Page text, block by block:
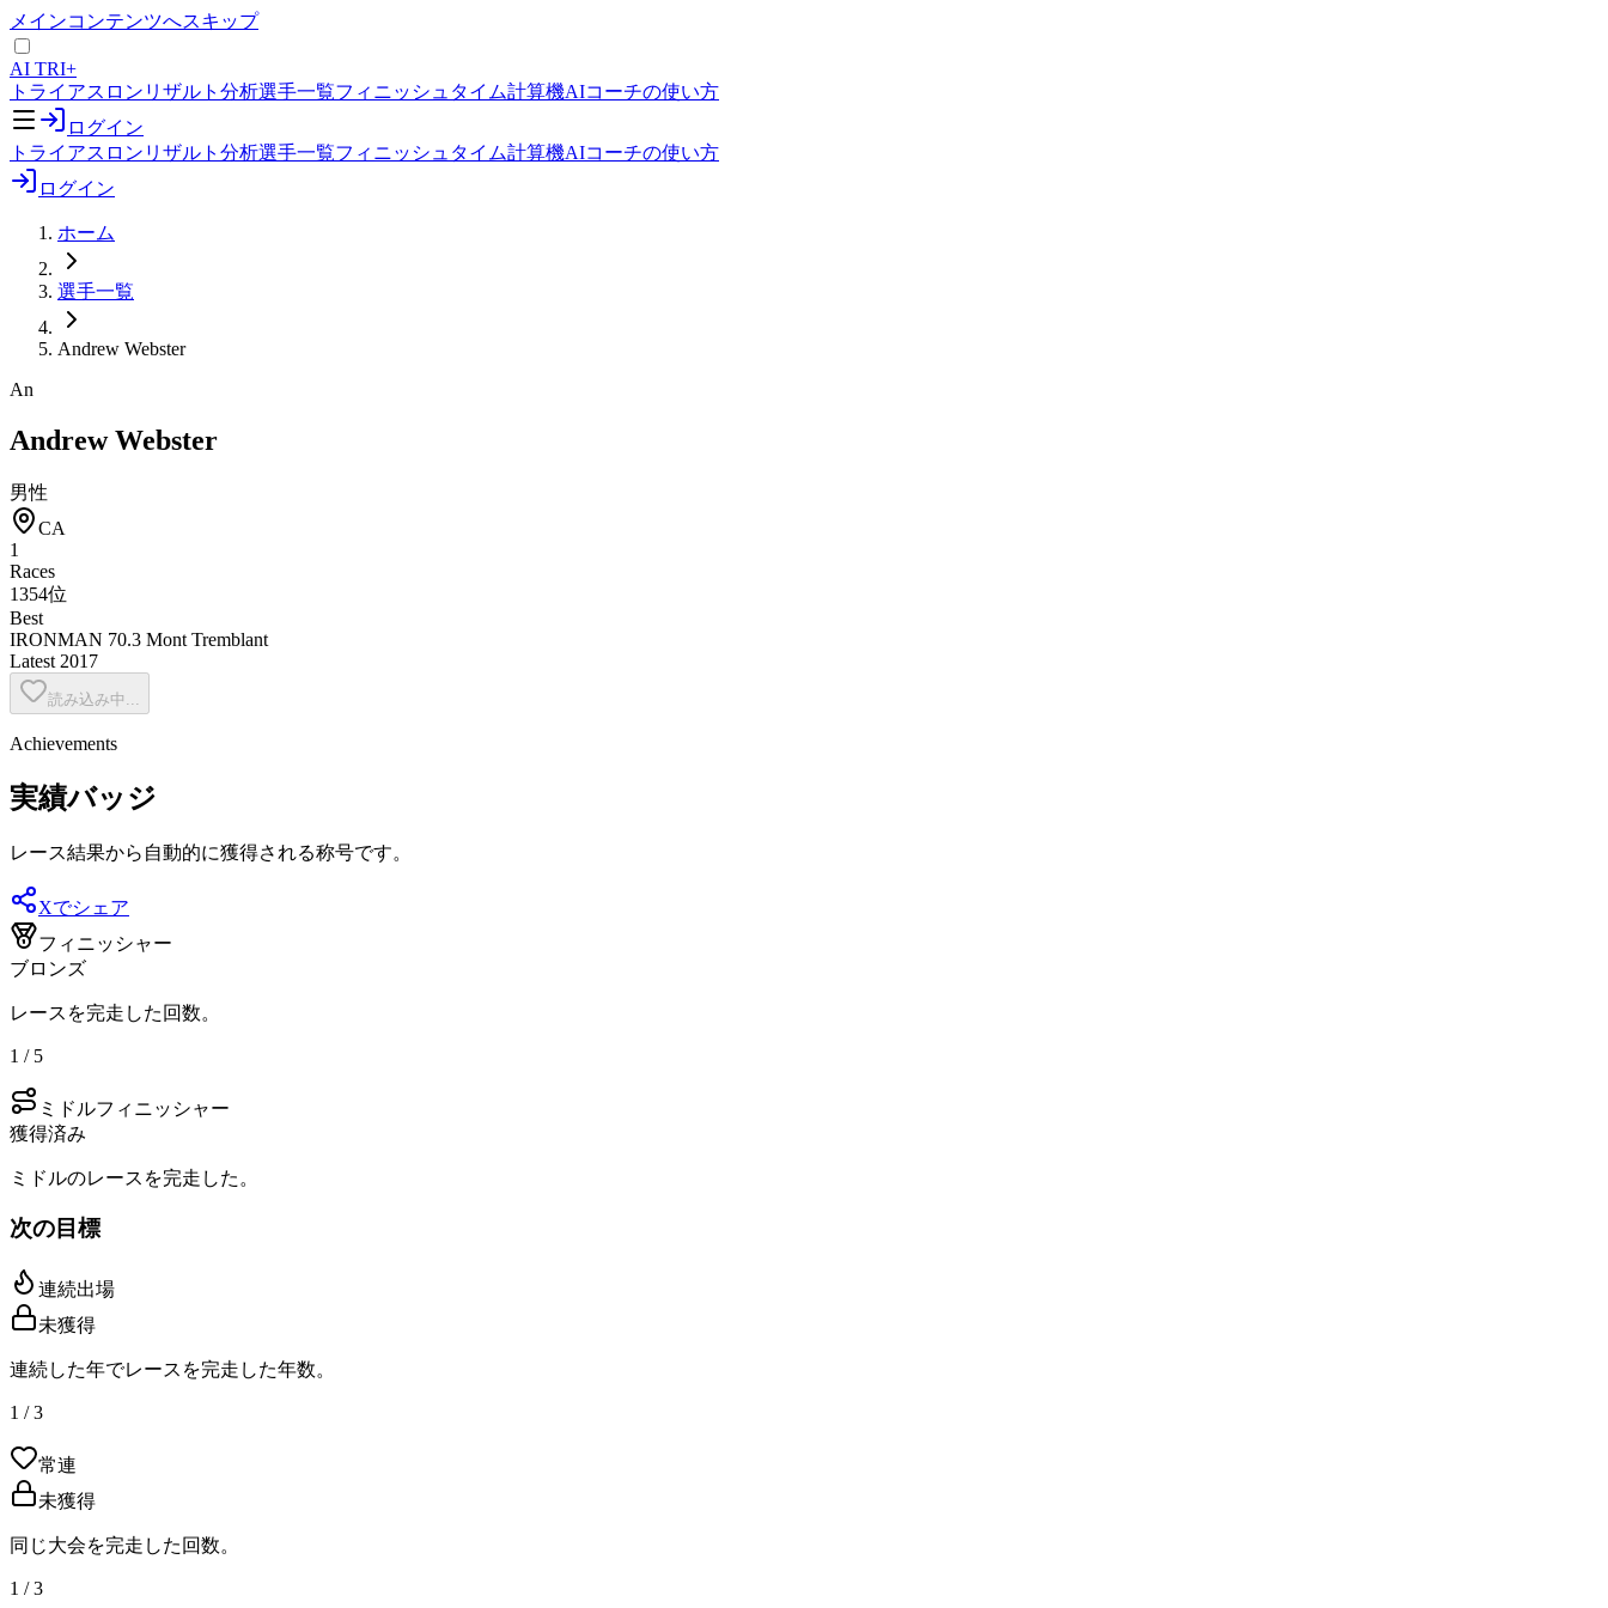
メインコンテンツへスキップ
AI TRI+
トライアスロンリザルト分析選手一覧フィニッシュタイム計算機AIコーチの使い方
ログイン
トライアスロンリザルト分析選手一覧フィニッシュタイム計算機AIコーチの使い方
ログイン
ホーム
選手一覧
Andrew Webster
An
Andrew Webster
男性
CA
1
Races
1354位
Best
IRONMAN 70.3 Mont Tremblant
Latest 2017
読み込み中...
Achievements
実績バッジ
レース結果から自動的に獲得される称号です。
Xでシェア
フィニッシャー
ブロンズ
レースを完走した回数。
1 / 5
ミドルフィニッシャー
獲得済み
ミドルのレースを完走した。
次の目標
連続出場
未獲得
連続した年でレースを完走した年数。
1 / 3
常連
未獲得
同じ大会を完走した回数。
1 / 3